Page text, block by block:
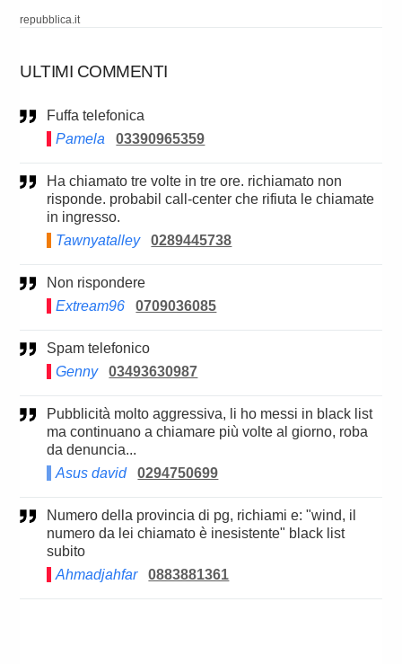
repubblica.it
ULTIMI COMMENTI
Fuffa telefonica
Pamela
03390965359
Ha chiamato tre volte in tre ore. richiamato non
risponde. probabil call-center che rifiuta le chiamate
in ingresso.
Tawnyatalley
0289445738
Non rispondere
Extream96
0709036085
Spam telefonico
Genny
03493630987
Pubblicità molto aggressiva, li ho messi in black list
ma continuano a chiamare più volte al giorno, roba
da denuncia...
Asus david
0294750699
Numero della provincia di pg, richiami e: "wind, il
numero da lei chiamato è inesistente" black list
subito
Ahmadjahfar
0883881361